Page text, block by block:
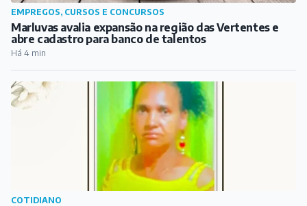
EMPREGOS, CURSOS E CONCURSOS
Marluvas avalia expansão na região das Vertentes e
abre cadastro para banco de talentos
Há 4 min
COTIDIANO